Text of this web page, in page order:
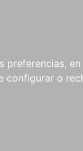
configurar o